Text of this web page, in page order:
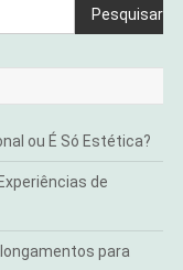
Pesquisar
ou É Só Estética?
de
para